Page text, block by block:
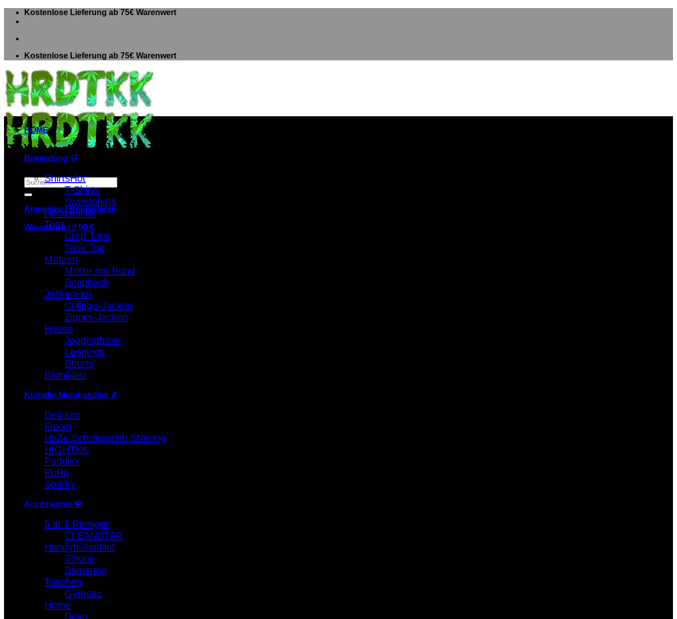
Zum
Inhalt
Kostenlose Lieferung ab 75€ Warenwert
Kostenlose Lieferung ab 75€ Warenwert
Suche
nach:
Anmelden / Registrieren
Warenkorb /0,00 €
Warenkorb
Es befinden sich keine Produkte im Warenkorb.
HOME
Bekleidung 🛒
Shirts
T-Shirts
Sweatshirts
Hoodies
Tops
Crop Tops
Tank Top
Mützen
Mütze mit Bund
Snapback
Jacken
College-Jacken
Zipper-Jacken
Hosen
Jogginghose
Leggings
Shorts
Bikini
Künstler Merchandise 🎵
Delirium
Fuxxn
HaZe Schrägstrich Störung
HIGHTKK
Paddixx
PuRe
Sparky
Accessoires 💎
5 in 1 Reiniger
CLEANSTAR
Handyhüllen
iPhone
Samsung
Taschen
Gymsac
Home
Deko